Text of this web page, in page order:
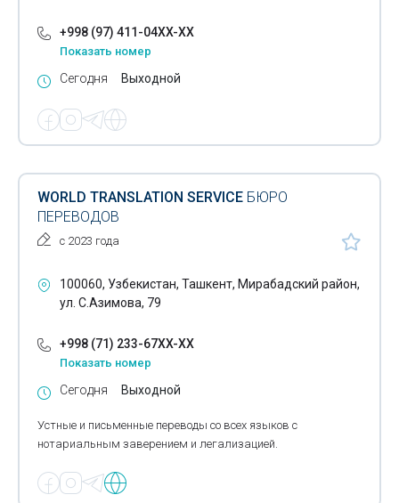
+998 (97) 411-04XX-XX
Показать номер
Сегодня Выходной
WORLD TRANSLATION SERVICE БЮРО
ПЕРЕВОДОВ
с 2023 года
100060, Узбекистан, Ташкент, Мирабадский район,
ул. С.Азимова, 79
+998 (71) 233-67XX-XX
Показать номер
Сегодня Выходной
Устные и письменные переводы со всех языков с
нотариальным заверением и легализацией.